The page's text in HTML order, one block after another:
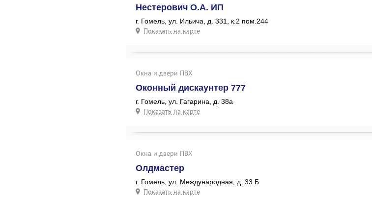
Нестерович О.А. ИП
г. Гомель, ул. Ильича, д. 331, к.2 пом.244
Показать на карте
Окна и двери ПВХ
Оконный дискаунтер 777
г. Гомель, ул. Гагарина, д. 38а
Показать на карте
Окна и двери ПВХ
Олдмастер
г. Гомель, ул. Международная, д. 33 Б
Показать на карте